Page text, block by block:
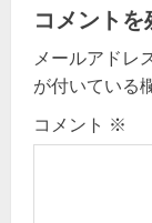
a
v
i
コメントを
メールアドレ
が付いている
コメント ※